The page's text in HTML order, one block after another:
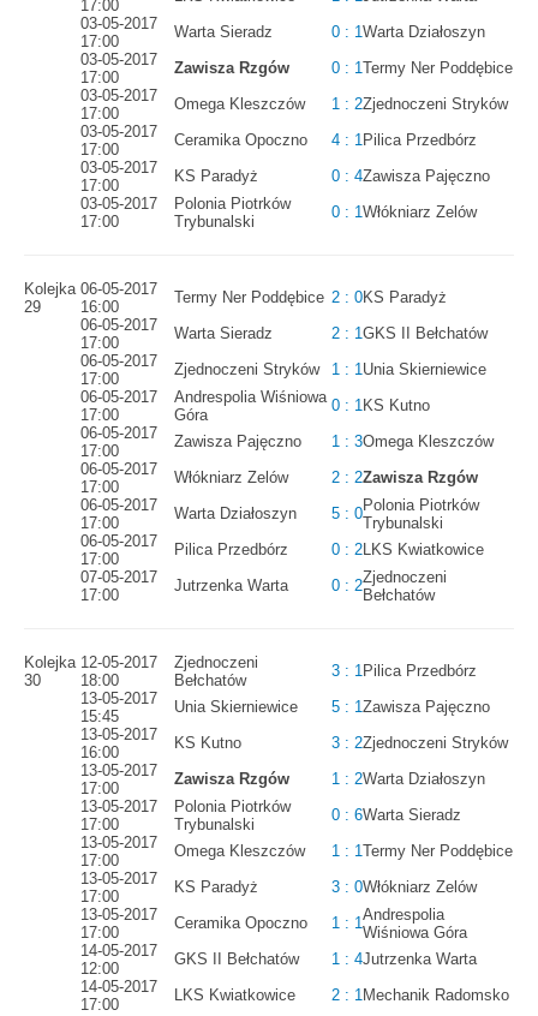
17:00
03-05-2017
17:00
Warta Sieradz 0 : 1Warta Działoszyn
03-05-2017
17:00
Zawisza Rzgów 0 : 1Termy Ner Poddębice
03-05-2017
17:00
Omega Kleszczów 1 : 2Zjednoczeni Stryków
03-05-2017
17:00
Ceramika Opoczno 4 : 1Pilica Przedbórz
03-05-2017
17:00
KS Paradyż 0 : 4Zawisza Pajęczno
03-05-2017
17:00
Polonia Piotrków
Trybunalski
0 : 1Włókniarz Zelów
Kolejka
29
06-05-2017
16:00
Termy Ner Poddębice 2 : 0KS Paradyż
06-05-2017
17:00
Warta Sieradz 2 : 1GKS II Bełchatów
06-05-2017
17:00
Zjednoczeni Stryków 1 : 1Unia Skierniewice
06-05-2017
17:00
Andrespolia Wiśniowa
Góra
0 : 1KS Kutno
06-05-2017
17:00
Zawisza Pajęczno 1 : 3Omega Kleszczów
06-05-2017
17:00
Włókniarz Zelów 2 : 2Zawisza Rzgów
06-05-2017
17:00
Warta Działoszyn 5 : 0Polonia Piotrków
Trybunalski
06-05-2017
17:00
Pilica Przedbórz 0 : 2LKS Kwiatkowice
07-05-2017
17:00
Jutrzenka Warta 0 : 2Zjednoczeni
Bełchatów
Kolejka
30
12-05-2017
18:00
Zjednoczeni
Bełchatów
3 : 1Pilica Przedbórz
13-05-2017
15:45
Unia Skierniewice 5 : 1Zawisza Pajęczno
13-05-2017
16:00
KS Kutno 3 : 2Zjednoczeni Stryków
13-05-2017
17:00
Zawisza Rzgów 1 : 2Warta Działoszyn
13-05-2017
17:00
Polonia Piotrków
Trybunalski
0 : 6Warta Sieradz
13-05-2017
17:00
Omega Kleszczów 1 : 1Termy Ner Poddębice
13-05-2017
17:00
KS Paradyż 3 : 0Włókniarz Zelów
13-05-2017
17:00
Ceramika Opoczno 1 : 1Andrespolia
Wiśniowa Góra
14-05-2017
12:00
GKS II Bełchatów 1 : 4Jutrzenka Warta
14-05-2017
17:00
LKS Kwiatkowice 2 : 1Mechanik Radomsko